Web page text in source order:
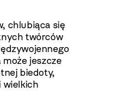
chlubiąca się
twórców
jeszcze
biedoty,
wielkich